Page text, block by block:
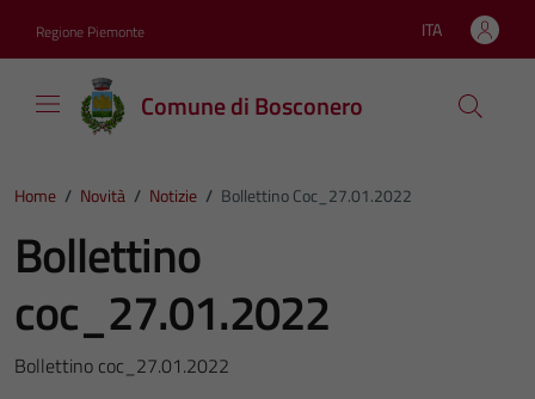
Regione Piemonte Lingua attiva:
ITA
Comune di Bosconero
Home / Novità / Notizie / Bollettino Coc_27.01.2022
Bollettino
coc_27.01.2022
Bollettino coc_27.01.2022